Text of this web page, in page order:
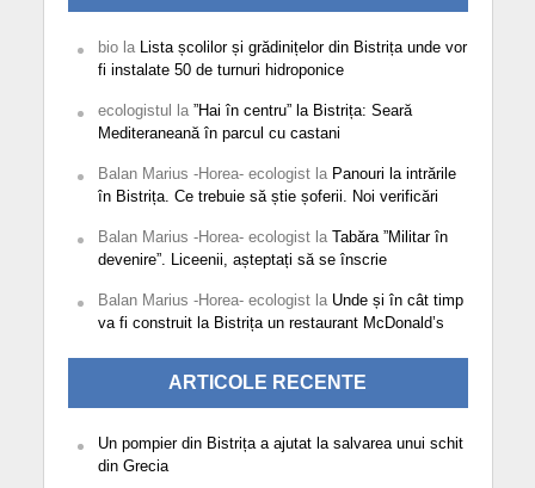
biola Lista școlilor și grădinițelor din Bistrița unde vor
fi instalate 50 de turnuri hidroponice
ecologistul la ”Hai în centru” la Bistrița: Seară
Mediteraneană în parcul cu castani
Balan Marius -Horea- ecologistla Panouri la intrările
în Bistrița. Ce trebuie să știe șoferii. Noi verificări
Balan Marius -Horea- ecologistla Tabăra ”Militar în
devenire”. Liceenii, așteptați să se înscrie
Balan Marius -Horea- ecologistla Unde și în cât timp
va fi construit la Bistrița un restaurant McDonald’s
ARTICOLE RECENTE
Un pompier din Bistrița a ajutat la salvarea unui schit
din Grecia